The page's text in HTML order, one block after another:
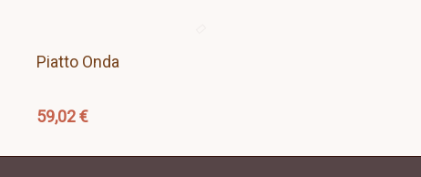
Piatto Onda
59,02 €